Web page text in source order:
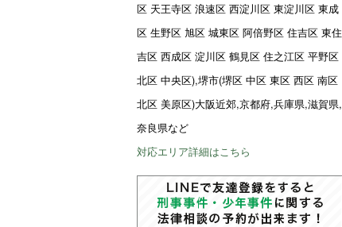
区 天王寺区 浪速区 西淀川区 東淀川区 東成
区 生野区 旭区 城東区 阿倍野区 住吉区 東住
吉区 西成区 淀川区 鶴見区 住之江区 平野区
北区 中央区),堺市(堺区 中区 東区 西区 南区
北区 美原区)大阪近郊,京都府,兵庫県,滋賀県,
奈良県など
対応エリア詳細はこちら